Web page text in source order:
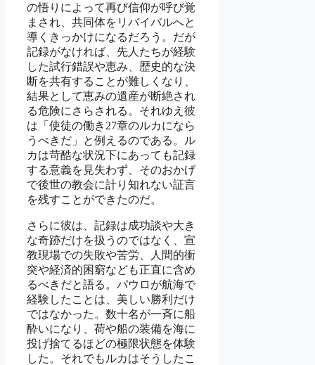
の悟りによって再び信仰が呼び覚
まされ、共同体をリバイバルへと
導くきっかけになるだろう。だが
記録がなければ、先人たちが経験
した試行錯誤や恵み、歴史的な決
断を共有することが難しくなり、
結果として恵みの遺産が断絶され
る危険にさらされる。それゆえ彼
は「使徒の働き27章のルカになら
うべきだ」と例えるのである。ル
カは苛酷な状況下にあっても記録
する意義を見失わず、そのおかげ
で後世の教会に計り知れない証言
を残すことができたのだ。
さらに彼は、記録は成功談や大き
な奇跡だけを扱うのではなく、宣
教現場での失敗や苦労、人間的衝
突や経済的困窮なども正直に含め
るべきだと語る。パウロが航海で
経験したことは、美しい勝利だけ
ではなかった。数十名が一斉に船
酔いになり、荷や船の装備を海に
投げ捨てるほどの極限状態を体験
した。それでもルカはそうしたこ